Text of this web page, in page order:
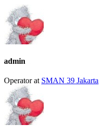
admin
Operatorat SMAN 39 Jakarta